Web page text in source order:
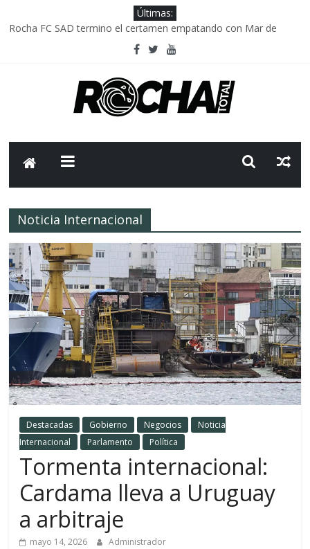
Últimas:
Rocha FC SAD termino el certamen empatando con Mar de
Delegación parlamentaria uruguaya llega a Israel; el Frente
Caso Charles Carrera: la causa que sobrevivió al paso del tiempo
Criminalidad en Uruguay: menos delitos,los homicidios son lo
Noticia Internacional
Destacadas Gobierno Negocios
Noticia
Internacional
Parlamento Política
Tormenta internacional:
Cardama lleva a Uruguay
a arbitraje
mayo 14, 2026 Administrador